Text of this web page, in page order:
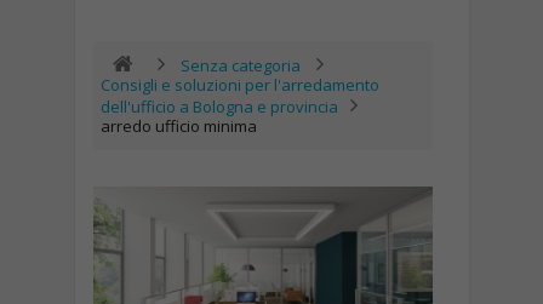
Senza categoria
Consigli e soluzioni per l'arredamento
dell'ufficio a Bologna e provincia
arredo ufficio minima